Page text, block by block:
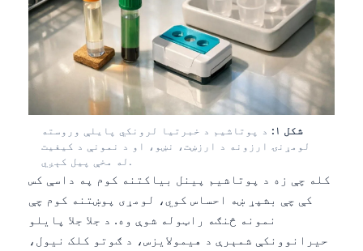
شکل ۱:
د پوتاشیم د خبرتیا لرونکي پایلې وروسته
لومړنۍ ارزونه د ارزښت، نښو، او د نمونې د کیفیت
له مخې پیل کېږي.
کله چې زه د پوتاشیم پینل بیاکتنه کوم په داسې کس
کې چې بشپړ ښه احساس کوي، لومړی پوښتنه کوم چې
نمونه څنګه راټوله شوې وه. د جلا جلا پایلو
حیرانوونکې شمېرې د هیمولایزس، د ګوتو کلک نیول،